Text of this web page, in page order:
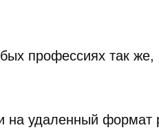
профессиях так же,
на удаленный формат